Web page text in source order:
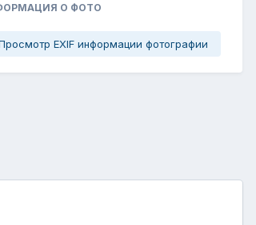
О ФОТО
EXIF информации фотографии